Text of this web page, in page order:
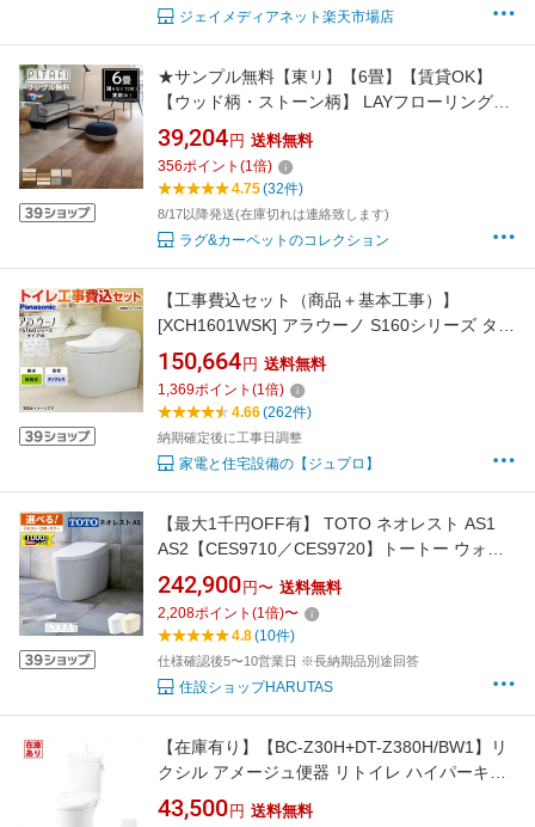
ジェイメディアネット楽天市場店
★サンプル無料【東リ】【6畳】【賃貸OK】
【ウッド柄・ストーン柄】 LAYフローリングピ
タフィー PITAFI （72枚/3ケース）かんたん施
工 貼ってはがせる簡単リフォーム ★送料無料
（北海道、沖縄県、離島は除きます）
39,204 円 送料無料
356ポイント (1倍)
4.75(32件)
8/17以降発送(在庫切れは連絡致します)
ラグ&カーペットのコレクション
【工事費込セット（商品＋基本工事）】
[XCH1601WSK] アラウーノ S160シリーズ タイ
プ1K パナソニック トイレ 排水芯120・200mm
手洗いなし ホワイト 壁リモコン付属 【楽天リ
フォーム認定商品】 【クーポン有★2026/8/17
150,664 円 送料無料
1,369ポイント (1倍)
4.66(262件)
納期確定後に工事日調整
家電と住宅設備の【ジュプロ】
【最大1千円OFF有】 TOTO ネオレスト AS1
AS2【CES9710／CES9720】トートー ウォシ
ュレット 一体型便器 【保証付き】選べるカラ
ー／選べる仕様【送料無料】タンクレス便器 タ
ンクレストイレ
242,900 円〜 送料無料
2,208ポイント (1倍)〜
4.8(10件)
仕様確認後5〜10営業日 ※長納期品別途回答
住設ショップHARUTAS
【在庫有り】【BC-Z30H+DT-Z380H/BW1】リ
クシル アメージュ便器 リトイレ ハイパーキラ
ミック床排水 (Sトラップ) 一般地 手洗付
BW1(ピュアホワイト) LIXIL
43,500 円 送料無料